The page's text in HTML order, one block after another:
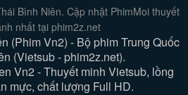
Bình Niên. Cập nhật PhimMoi thuyết
nhất tại phim2z.net
(Phim Vn2) - Bộ phim Trung Quốc
(Vietsub - phim2z.net).
Vn2 - Thuyết minh Vietsub, lồng
mực, chất lượng Full HD.